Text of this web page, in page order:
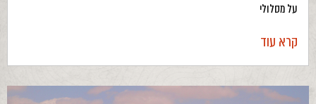
על מסלולי
קרא עוד